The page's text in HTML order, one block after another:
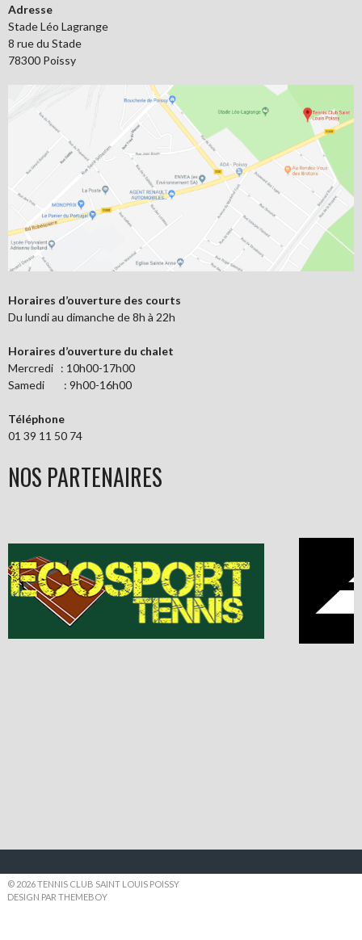
Adresse
Stade Léo Lagrange
8 rue du Stade
78300 Poissy
Horaires d’ouverture des courts
Du lundi au dimanche de 8h à 22h
Horaires d’ouverture du chalet
Mercredi : 10h00-17h00
Samedi : 9h00-16h00
Téléphone
01 39 11 50 74
NOS PARTENAIRES
© 2026 TENNIS CLUB SAINT LOUIS POISSY
DESIGN PAR THEMEBOY